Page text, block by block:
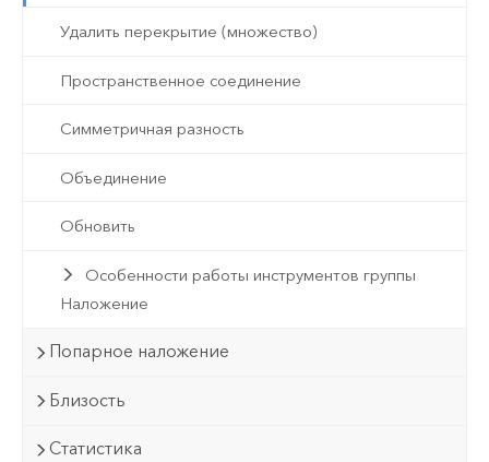
Удалить перекрытие (множество)
Пространственное соединение
Симметричная разность
Объединение
Обновить
Особенности работы инструментов группы
Наложение
Попарное наложение
Близость
Статистика